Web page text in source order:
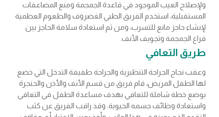
ولإصلاح العيب الموجود في قاعدة الجمجمة ومنع المضاعفات
المستقبلية، استخدم الفريق الطبي الغضروف والطعوم العظمية
لإنشاء حاجز مانع للتسرب، ومن ثم استعادة سلامة الحاجز بين
فراغ الجمجمة وتجويف الأنف.
طريق التعافي
وعقب نجاح الجراحة التنظيرية والجراحة طفيفة التدخل التي خضع
لها الطفل المريض، قام فريق من قسم الأنف والأذن والحنجرة
بوضع خطة شاملة للتعافي بهدف مساعدة الطفل في التعافي
واستعادة وظائف جسمه الحيوية. وقد راقب الفريق عن كثب